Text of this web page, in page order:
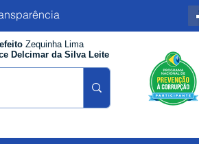
Zequinha Lima
Delcimar da Silva Leite